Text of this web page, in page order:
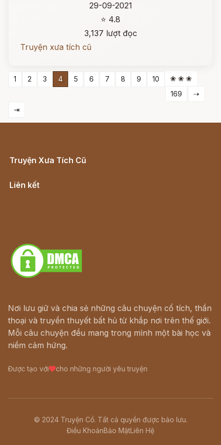
29-09-2021
⭐ 4.8
3,137 lượt đọc
Truyện xưa tích cũ
1 2 3 4 5 6 7 8 9 10
❀ ❀ ❀
169
⇢
⇥
Truyện Xưa Tích Cũ
Liên kết
Nơi lưu giữ và chia sẻ những câu chuyện cổ tích, thần
thoại và truyền thuyết bất hủ từ khắp nơi trên thế giới.
Mỗi câu chuyện đều mang trong mình một bài học và
niềm cảm hứng.
Được tạo với cho những người yêu truyện
© 2024 Truyện Cổ. Tất cả quyền được bảo lưu.
Điều KhoảnBảo MậtLiên Hệ